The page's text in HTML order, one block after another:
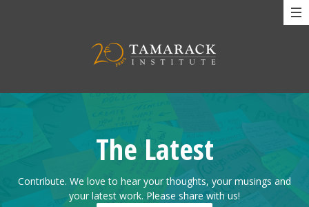
The Latest
Contribute. We love to hear your thoughts, your musings and
your latest work. Please share with us!